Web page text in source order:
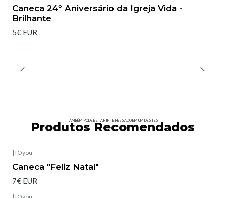
Caneca 24º Aniversário da Igreja Vida -
Brilhante
5€ EUR
TAMBÉM PODE ESTAR INTERESSADO EM UM DESTES
Produtos Recomendados
|TOyou
Caneca "Feliz Natal"
7€ EUR